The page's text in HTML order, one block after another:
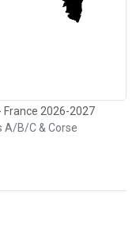
France 2026-2027
A/B/C & Corse